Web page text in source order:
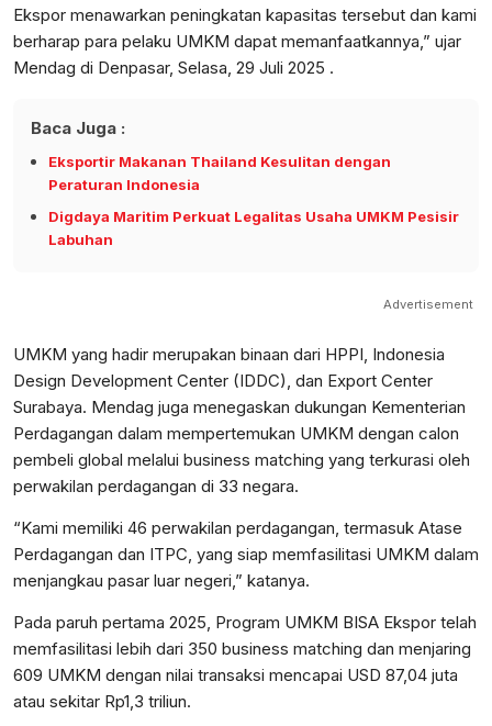
Ekspor menawarkan peningkatan kapasitas tersebut dan kami
berharap para pelaku UMKM dapat memanfaatkannya,” ujar
Mendag di Denpasar, Selasa, 29 Juli 2025 .
Baca Juga :
Eksportir Makanan Thailand Kesulitan dengan
Peraturan Indonesia
Digdaya Maritim Perkuat Legalitas Usaha UMKM Pesisir
Labuhan
Advertisement
UMKM yang hadir merupakan binaan dari HPPI, Indonesia
Design Development Center (IDDC), dan Export Center
Surabaya. Mendag juga menegaskan dukungan Kementerian
Perdagangan dalam mempertemukan UMKM dengan calon
pembeli global melalui business matching yang terkurasi oleh
perwakilan perdagangan di 33 negara.
“Kami memiliki 46 perwakilan perdagangan, termasuk Atase
Perdagangan dan ITPC, yang siap memfasilitasi UMKM dalam
menjangkau pasar luar negeri,” katanya.
Pada paruh pertama 2025, Program UMKM BISA Ekspor telah
memfasilitasi lebih dari 350 business matching dan menjaring
609 UMKM dengan nilai transaksi mencapai USD 87,04 juta
atau sekitar Rp1,3 triliun.